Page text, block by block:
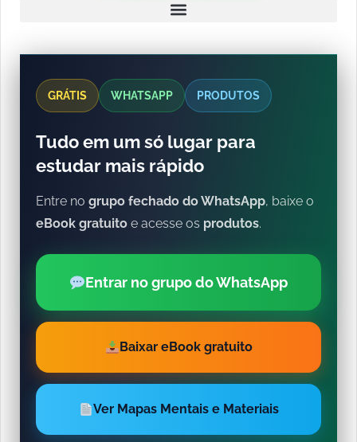
GRÁTIS WHATSAPP PRODUTOS
Tudo em um só lugar para
estudar mais rápido
Entre no grupo fechado do WhatsApp, baixe o
eBook gratuito e acesse os produtos.
Entrar no grupo do WhatsApp
Baixar eBook gratuito
Ver Mapas Mentais e Materiais